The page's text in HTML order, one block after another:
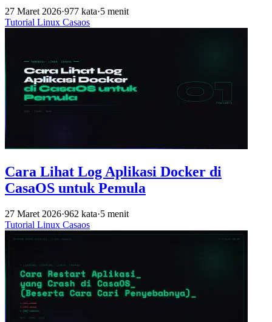
27 Maret 2026·977 kata·5 menit
Tutorial Linux Casaos
Cara Lihat Log Aplikasi Docker di
CasaOS untuk Pemula
27 Maret 2026·962 kata·5 menit
Tutorial Linux Casaos